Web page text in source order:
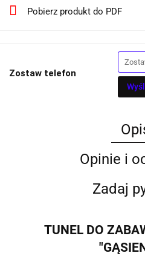
Pobierz produkt do PDF
Zostaw telefon
Opinie i
Zadaj
TUNEL DO